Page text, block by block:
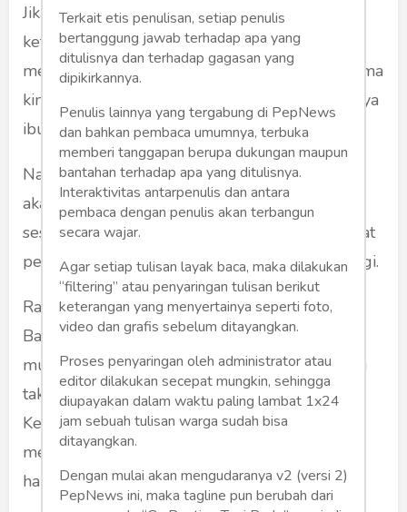
Jika tak menjalani itu semua, kita dianggap
ketinggalan jaman. Di Jakarta lebih aneh lagi,
menjadi radikal dan konservatif dalam beragama
kini justru menjadi trend. Begitu terbelakangnya
ibukota Indonesia ini.
Namun, kita tak diberi tahu, bahwa semua itu
akan berakhir pada rasa hampa. Kesenangan
sesaat muncul. Namun, ia begitu rapuh. Ia cepat
pergi, seperti embun pagi tersiram mentari pagi.
Rasa hampa akan menciptakan keterasingan.
Bagi Karl Marx, pemikir Jerman, keterasingan
muncul, karena hubungan sosial ekonomi yang
tak adil. Ini tentu benar, tapi tak lengkap.
Keterasingan juga muncul dari sikap yang
mengejar ambisi sesaat yang berujung rasa
hampa.
Terkait etis penulisan, setiap penulis
bertanggung jawab terhadap apa yang
ditulisnya dan terhadap gagasan yang
dipikirkannya.
Penulis lainnya yang tergabung di PepNews
dan bahkan pembaca umumnya, terbuka
memberi tanggapan berupa dukungan maupun
bantahan terhadap apa yang ditulisnya.
Interaktivitas antarpenulis dan antara
pembaca dengan penulis akan terbangun
secara wajar.
Agar setiap tulisan layak baca, maka dilakukan
“filtering” atau penyaringan tulisan berikut
keterangan yang menyertainya seperti foto,
video dan grafis sebelum ditayangkan.
Proses penyaringan oleh administrator atau
editor dilakukan secepat mungkin, sehingga
diupayakan dalam waktu paling lambat 1x24
jam sebuah tulisan warga sudah bisa
ditayangkan.
Dengan mulai akan mengudaranya v2 (versi 2)
PepNews ini, maka tagline pun berubah dari